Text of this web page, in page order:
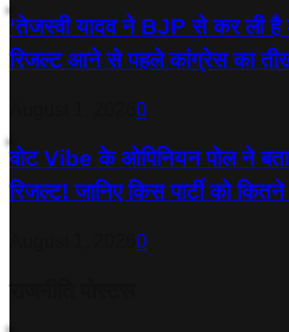
‘तेजस्‍वी यादव ने BJP से कर ली है
रिजल्‍ट आने से पहले कांग्रेस का
0
वोट Vibe के ओपिनियन पोल ने बता
रिजल्ट! जानिए किस पार्टी को
0